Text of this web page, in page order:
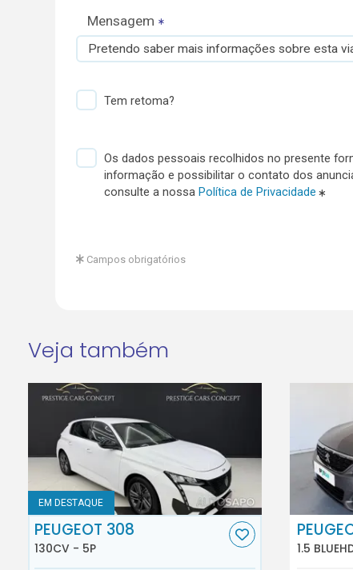
Mensagem
Pretendo saber mais informações sobre esta
Tem retoma?
Os dados pessoais recolhidos no presente
informação e possibilitar o contato dos
consulte a nossa Política de Privacidade
Campos obrigatórios
Veja também
EM DESTAQUE
PEUGEOT 308
130CV - 5P 1.5